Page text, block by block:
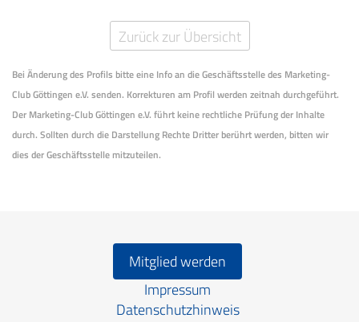
Zurück zur Übersicht
Bei Änderung des Profils bitte eine Info an die Geschäftsstelle des Marketing-
Club Göttingen e.V. senden. Korrekturen am Profil werden zeitnah durchgeführt.
Der Marketing-Club Göttingen e.V. führt keine rechtliche Prüfung der Inhalte
durch. Sollten durch die Darstellung Rechte Dritter berührt werden, bitten wir
dies der Geschäftsstelle mitzuteilen.
Mitglied werden
Impressum
Datenschutzhinweis